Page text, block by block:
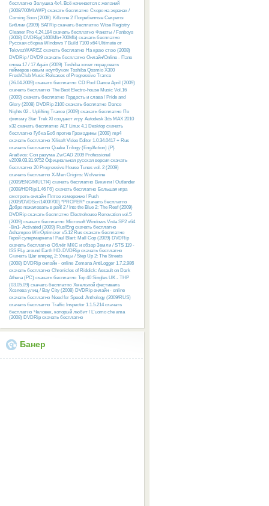
бесплатно Золушка 4х4. Всё начинается с желаний
(2008/700Mb/WP) скачать бесплатно Скоро на экранах /
Coming Soon (2008) Killzone 2 Погребенные Секреты
Библии (2009) SATRip скачать бесплатно Wise Registry
Cleaner Pro 4.24.184 скачать бесплатно Фанаты / Fanboys
(2008) DVDRip(1400Mb+700Mb) скачать бесплатно
Русcкая сборка Windows 7 Build 7100 x64 Ultimate от
TelovozWAREZ скачать бесплатно На краю стою (2008)
DVDRip / DVD9 скачать бесплатно Онлайн/Online - Папе
снова 17 / 17 Again (2009) Toshiba хочет порадовать
геймеров новым ноутбуком Toshiba Qosmio X300
FreshClub Music Releases of Progressive Trance
(26.04.2009) скачать бесплатно CD Pool Dance April (2009)
скачать бесплатно The Best Electro-house Music Vol.16
(2009) скачать бесплатно Гордость и слава / Pride and
Glory (2008) DVDRip 2100 скачать бесплатно Dance
Nights 02 - Uplifting Trance (2009) скачать бесплатно По
фильму Star Trek XI создают игру Autodesk 3ds MAX 2010
x32 скачать бесплатно ALT Linux 4.1 Desktop скачать
бесплатно Губка Боб против Громадины (2009) mp4
скачать бесплатно Xilisoft Video Editor 1.0.34.0417 + Rus
скачать бесплатно Quake Trilogy (Eng/Action) {P}
Анабиоз: Сон разума ZwCAD 2009 Professional
v2009.03.31.9752 Официальная русская версия скачать
бесплатно 20 Progressive House Tunes vol. 2 (2009)
скачать бесплатно X-Men Origins: Wolverine
(2009/ENG/MULTI4) скачать бесплатно Викинги / Outlander
(2008/HDRip/1.46 Гб) скачать бесплатно Большая игра
смотреть онлайн Пятое измерение / Push
(2009/DVDScr/1400/700) *PROPER* скачать бесплатно
Добро пожаловать в рай! 2 / Into the Blue 2: The Reef (2009)
DVDRip скачать бесплатно Electrohouse Renovation vol.5
(2009) скачать бесплатно Microsoft Windows Vista SP2 x64
-8in1- Activated (2009) Rus/Eng скачать бесплатно
Ashampoo WinOptimizer v5.12 Rus скачать бесплатно
Герой супермаркета / Paul Blart: Mall Cop (2009) DVDRip
скачать бесплатно Облёт МКС и обзор Земли / STS 119 -
ISS FLy around Earth HD-DVDRip скачать бесплатно
Скачать Шаг вперед 2: Улицы / Step Up 2: The Streets
(2008) DVDRip онлайн - online Zemana AntiLogger 1.7.2.986
скачать бесплатно Chronicles of Riddick: Assault on Dark
Athena (PC) скачать бесплатно Top 40 Singles UK - THP
(03.05.09) скачать бесплатно Хмельной фестиваль
Хозяева улиц / Bay City (2008) DVDRip онлайн - online
скачать бесплатно Need for Speed: Anthology (2009/RUS)
скачать бесплатно Traffic Inspector 1.1.5.214 скачать
бесплатно Человек, который любит / L'uomo che ama
(2008) DVDRip скачать бесплатно
Банер